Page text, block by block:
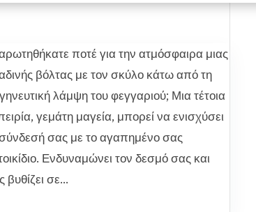
ποτέ για την ατμόσφαιρα μιας
βόλτας με τον σκύλο κάτω από τη
λάμψη του φεγγαριού; Μια τέτοια
γεμάτη μαγεία, μπορεί να ενισχύσει
σας με το αγαπημένο σας
Ενδυναμώνει τον δεσμό σας και
βυθίζει σε...